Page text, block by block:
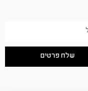
שלח פרטים